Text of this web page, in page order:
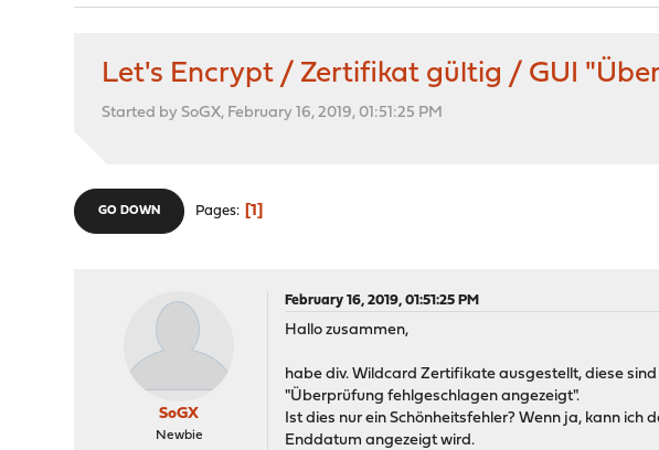
Let's Encrypt / Zertifikat gültig / GUI
Started by SoGX, February 16, 2019, 01:51:25 PM
GO DOWN Pages 1
SoGX
Newbie
February 16, 2019, 01:51:25 PM
Hallo zusammen,
habe div. Wildcard Zertifikate ausgestellt, diese
"Überprüfung fehlgeschlagen angezeigt".
Ist dies nur ein Schönheitsfehler? Wenn ja, kann
Enddatum angezeigt wird.